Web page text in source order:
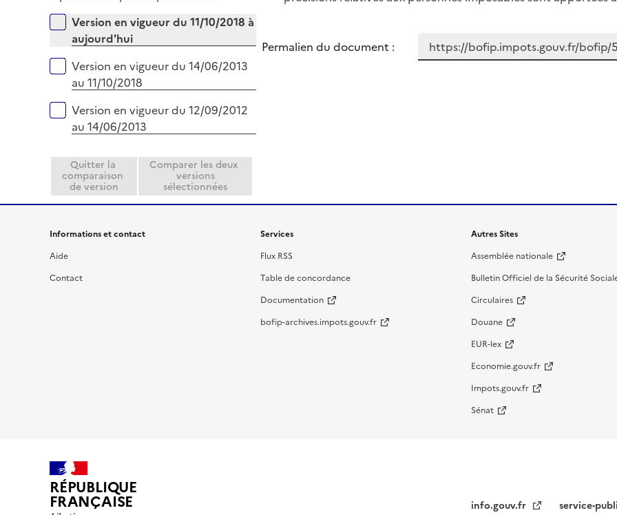
e
r
l
i
e
Versions sur la période
Version en vigueur du 11/10/2018 à
aujourd'hui
Version en vigueur du 14/06/2013
au 11/10/2018
Version en vigueur du 12/09/2012
au 14/06/2013
Quitter la
comparaison
de version
Comparer les deux
versions
sélectionnées
Permalien du document :
Informations et contact
Aide
Contact
Services
Flux RSS
Table de concordance
Documentation
bofip-archives.impots.gouv.fr
Autres Sites
Assemblée nationale
Bulletin Officiel de la Sécurité
Circulaires
Douane
EUR-lex
Economie.gouv.fr
Impots.gouv.fr
Sénat
RÉPUBLIQUE
FRANÇAISE info.gouv.fr service-